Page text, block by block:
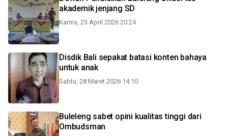
akademik jenjang SD
Kamis, 23 April 2026 20:24
Disdik Bali sepakat batasi konten bahaya
untuk anak
Sabtu, 28 Maret 2026 14:10
Buleleng sabet opini kualitas tinggi dari
Ombudsman